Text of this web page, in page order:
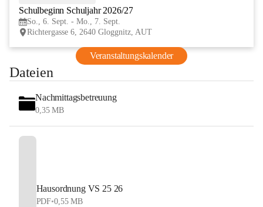
Schulbeginn Schuljahr 2026/27
So., 6. Sept. - Mo., 7. Sept.
Richtergasse 6, 2640 Gloggnitz, AUT
Veranstaltungskalender
Dateien
Nachmittagsbetreuung
0,35 MB
Hausordnung VS 25 26
PDF•0,55 MB